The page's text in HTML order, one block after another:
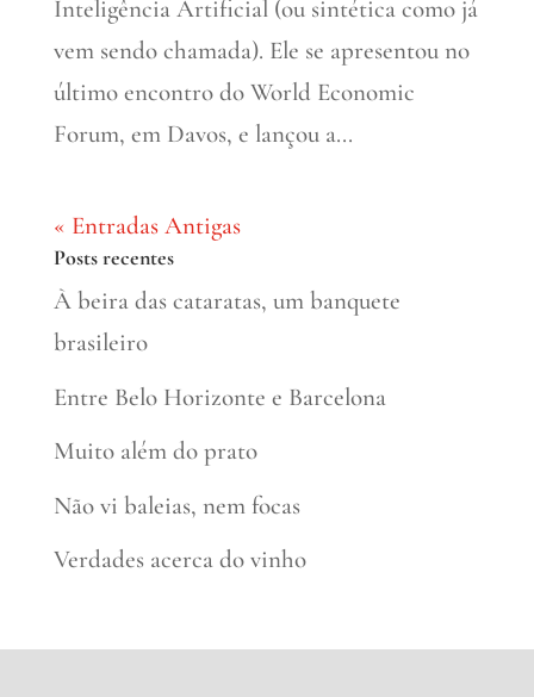
Inteligência Artificial (ou sintética como já
vem sendo chamada). Ele se apresentou no
último encontro do World Economic
Forum, em Davos, e lançou a...
« Entradas Antigas
Posts recentes
À beira das cataratas, um banquete
brasileiro
Entre Belo Horizonte e Barcelona
Muito além do prato
Não vi baleias, nem focas
Verdades acerca do vinho